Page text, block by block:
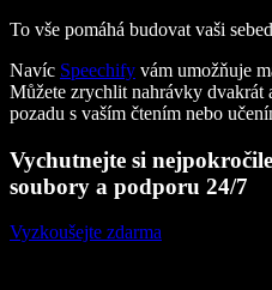
To vše pomáhá budovat vaši
Navíc Speechify vám umožňuje
Můžete zrychlit nahrávky dvakrát
pozadu s vaším čtením nebo
Vychutnejte si
soubory a podporu 24/7
Vyzkoušejte zdarma